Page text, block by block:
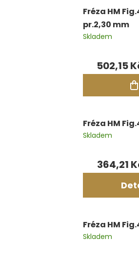
Fréza HM
pr.2,30 mm
Skladem
502,15
Fréza HM
Skladem
364,21
Fréza HM
Skladem